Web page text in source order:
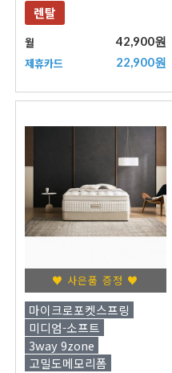
렌탈
월 42,900원
제휴카드 22,900원
♥ 사은품 증정 ♥
마이크로포켓스프링
미디엄-소프트
3way 9zone
고밀도메모리폼